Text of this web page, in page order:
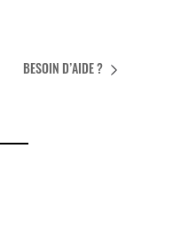
BESOIN D’AIDE ?